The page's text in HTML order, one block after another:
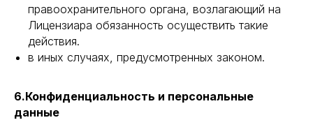
правоохранительного органа, возлагающий на
Лицензиара обязанность осуществить такие
действия.
в иных случаях, предусмотренных законом.
6.Конфиденциальность и персональные
данные